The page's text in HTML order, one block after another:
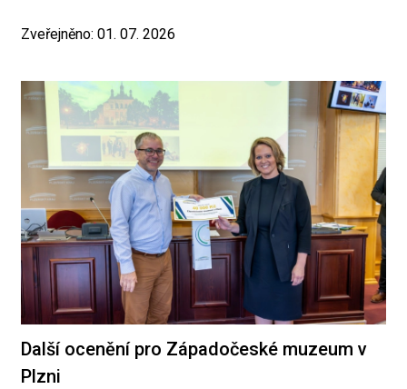
Zveřejněno: 01. 07. 2026
Další ocenění pro Západočeské muzeum v
Plzni